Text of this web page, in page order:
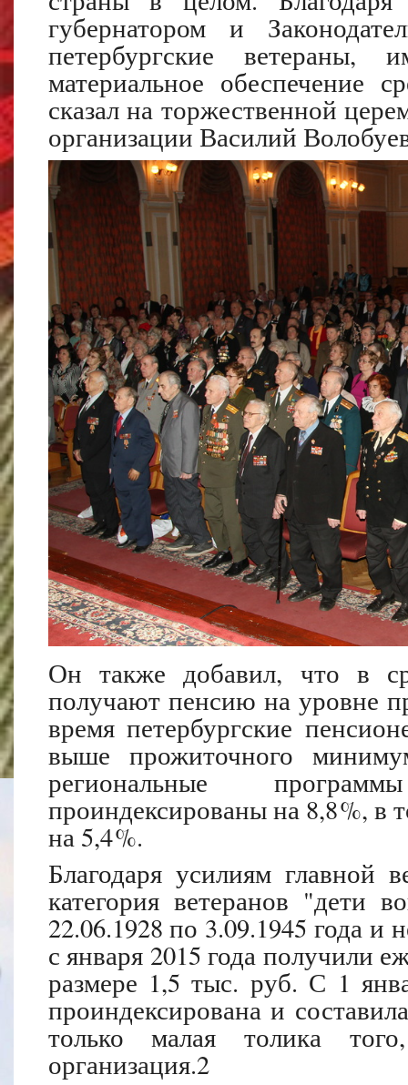
губернатором и
петербургские
материальное обеспечение
сказал на торжественной
организации Василий
Он также добавил, что в
получают пенсию на уровне
время петербургские
выше прожиточного
региональные
проиндексированы на 8,8 %, в
на 5,4 %.
Благодаря усилиям главной
категория ветеранов "дети
22.06.1928 по 3.09.1945 года и
с января 2015 года получили
размере 1,5 тыс. руб. С 1
проиндексирована и
только малая толика
организация.2